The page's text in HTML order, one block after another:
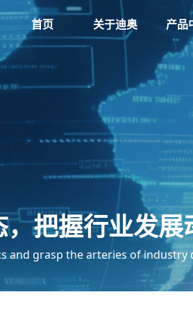
首页 关于迪奥 产品
把握行业发展
and grasp the arteries of industry